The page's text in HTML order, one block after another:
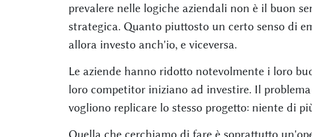
prevalere nelle logiche aziendali non è il buon
strategica. Quanto piuttosto un certo senso di
allora investo anch'io, e viceversa.
Le aziende hanno ridotto notevolmente i loro
loro competitor iniziano ad investire. Il
vogliono replicare lo stesso progetto: niente di